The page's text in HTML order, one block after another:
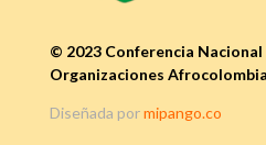
© 2023 Conferencia Nacional
Organizaciones
Diseñada pormipango.co